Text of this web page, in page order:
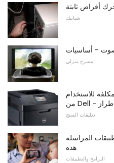
شبابيك
- أساسيات
مسرح منزلي
للاستخدام
تعليقات المنتج
المراسلة
هذه
البرامج والتطبيقات